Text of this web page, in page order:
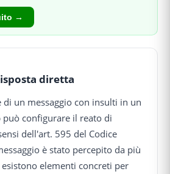
→
diretta
di un messaggio con insulti in un
può configurare il reato di
dell'art. 595 del Codice
è stato percepito da più
elementi concreti per